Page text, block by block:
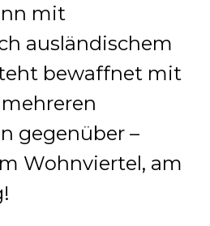
mit
ausländischem
bewaffnet mit
gegenüber –
Wohnviertel, am